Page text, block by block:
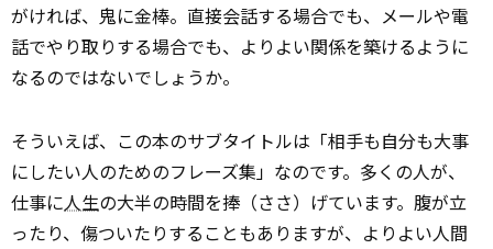
がければ、鬼に金棒。直接会話する場合でも、メールや電
話でやり取りする場合でも、よりよい関係を築けるように
なるのではないでしょうか。
そういえば、この本のサブタイトルは「相手も自分も大事
にしたい人のためのフレーズ集」なのです。多くの人が、
仕事に人生の大半の時間を捧（ささ）げています。腹が立
ったり、傷ついたりすることもありますが、よりよい人間